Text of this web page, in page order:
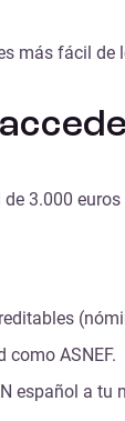
más fácil de
3.000
como ASNEF.
español a tu